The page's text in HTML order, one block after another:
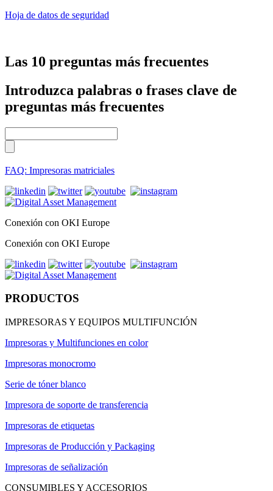
Hoja de datos de seguridad
Las 10 preguntas más frecuentes
Introduzca palabras o frases clave de
preguntas más frecuentes
FAQ: Impresoras matriciales
Conexión con OKI Europe
Conexión con OKI Europe
PRODUCTOS
IMPRESORAS Y EQUIPOS MULTIFUNCIÓN
Impresoras y Multifunciones en color
Impresoras monocromo
Serie de tóner blanco
Impresora de soporte de transferencia
Impresoras de etiquetas
Impresoras de Producción y Packaging
Impresoras de señalización
CONSUMIBLES Y ACCESORIOS